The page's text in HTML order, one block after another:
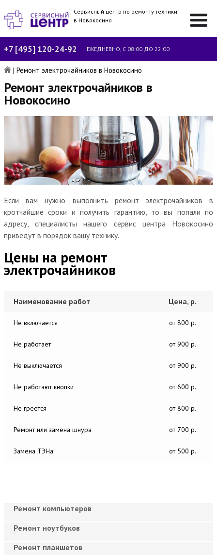
Сервисный центр по ремонту техники
в Новокосино
+7 [495] 120-24-92 ЕЖЕДНЕВНО, С 08:00 ДО 22:00
| Ремонт электрочайников в Новокосино
Ремонт электрочайников в
Новокосино
Если вам нужно выполнить ремонт электрочайников в
кротчайшие сроки и получить гарантию, то вы попали по
адресу, специалисты нашего сервис центра Новокосино
приведут в порядок вашу технику.
Цены на ремонт
электрочайников
Наименование работ Цена, р.
Не включается от 800 р.
Не работает от 900 р.
Не выключается от 900 р.
Не работают кнопки от 600 р.
Не греется от 800 р.
Ремонт или замена шнура от 700 р.
Замена ТЭНа от 500 р.
Ремонт компьютеров
Ремонт ноутбуков
Ремонт планшетов